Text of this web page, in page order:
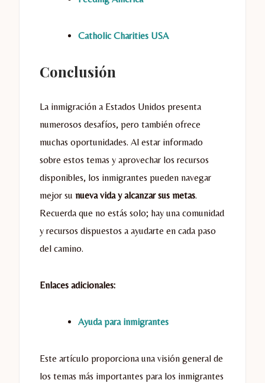
Catholic Charities USA
Conclusión
La inmigración a Estados Unidos presenta
numerosos desafíos, pero también ofrece
muchas oportunidades. Al estar informado
sobre estos temas y aprovechar los recursos
disponibles, los inmigrantes pueden navegar
mejor su nueva vida y alcanzar sus metas.
Recuerda que no estás solo; hay una comunidad
y recursos dispuestos a ayudarte en cada paso
del camino.
Enlaces adicionales:
Ayuda para inmigrantes
Este artículo proporciona una visión general de
los temas más importantes para los inmigrantes